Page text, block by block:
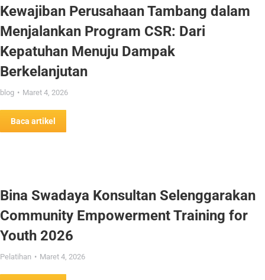
Kewajiban Perusahaan Tambang dalam
Menjalankan Program CSR: Dari
Kepatuhan Menuju Dampak
Berkelanjutan
blog Maret 4, 2026
Baca artikel
Bina Swadaya Konsultan Selenggarakan
Community Empowerment Training for
Youth 2026
Pelatihan Maret 4, 2026